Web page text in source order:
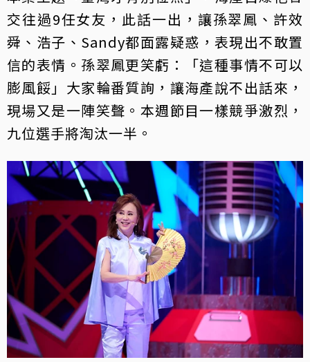
交往過9任女友，此話一出，讓孫翠鳳、許效
舜、浩子、Sandy都面露疑惑，表現出不敢置
信的表情。孫翠鳳更笑虧：「這種事情不可以
膨風餒」大家輪番質詢，讓海產說不出話來，
現場又是一陣笑聲。本週節目一樣競爭激烈，
九位選手將淘汰一半。